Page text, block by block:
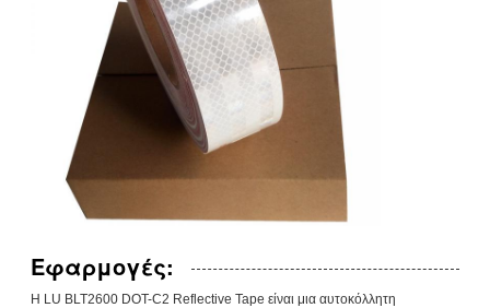
Εφαρμογές:
Η LU BLT2600 DOT-C2 Reflective Tape είναι μια αυτοκόλλητη